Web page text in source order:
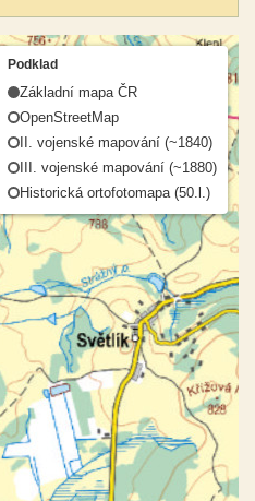
Podklad
Základní mapa ČR
OpenStreetMap
II. vojenské mapování (~1840)
III. vojenské mapování (~1880)
Historická ortofotomapa (50.l.)